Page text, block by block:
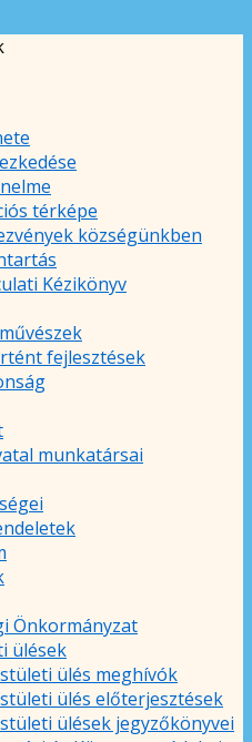
térképe
községünkben
Kézikönyv
fejlesztések
munkatársai
Önkormányzat
ülések
ülés meghívók
ülés előterjesztések
ülések jegyzőkönyvei